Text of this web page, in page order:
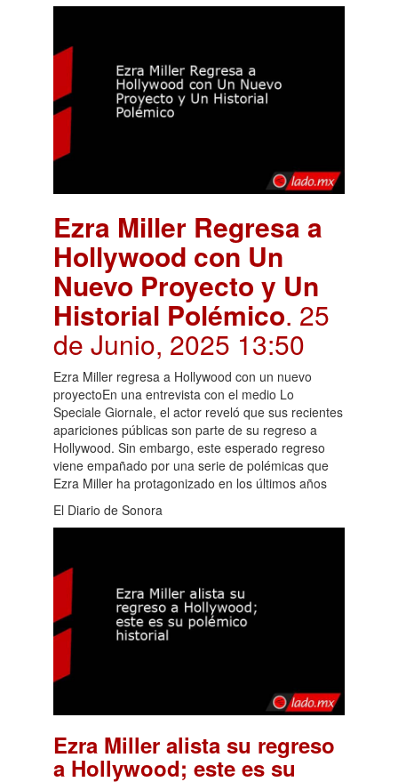
Ezra Miller Regresa a
Hollywood con Un
Nuevo Proyecto y Un
Historial Polémico. 25
de Junio, 2025 13:50
Ezra Miller regresa a Hollywood con un nuevo
proyectoEn una entrevista con el medio Lo
Speciale Giornale, el actor reveló que sus recientes
apariciones públicas son parte de su regreso a
Hollywood. Sin embargo, este esperado regreso
viene empañado por una serie de polémicas que
Ezra Miller ha protagonizado en los últimos años
El Diario de Sonora
Ezra Miller alista su regreso
a Hollywood; este es su